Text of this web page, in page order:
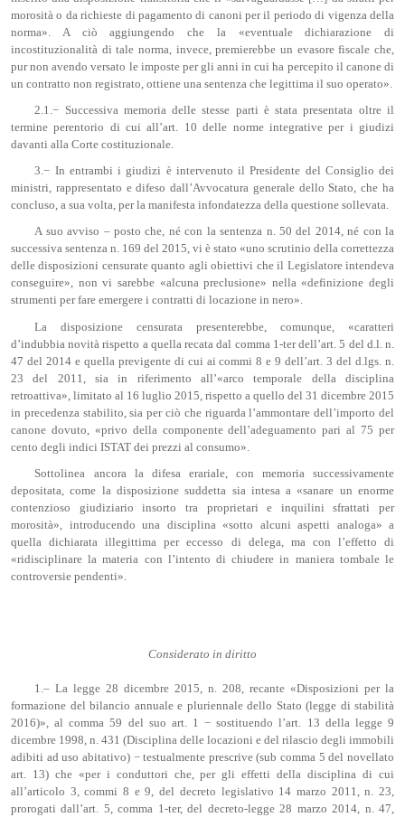
morosità o da richieste di pagamento di canoni per il periodo di vigenza della
norma». A ciò aggiungendo che la «eventuale dichiarazione di
incostituzionalità di tale norma, invece, premierebbe un evasore fiscale che,
pur non avendo versato le imposte per gli anni in cui ha percepito il canone di
un contratto non registrato, ottiene una sentenza che legittima il suo operato».
2.1.− Successiva memoria delle stesse parti è stata presentata oltre il
termine perentorio di cui all’art. 10 delle norme integrative per i giudizi
davanti alla Corte costituzionale.
3.− In entrambi i giudizi è intervenuto il Presidente del Consiglio dei
ministri, rappresentato e difeso dall’Avvocatura generale dello Stato, che ha
concluso, a sua volta, per la manifesta infondatezza della questione sollevata.
A suo avviso – posto che, né con la sentenza n. 50 del 2014, né con la
successiva sentenza n. 169 del 2015, vi è stato «uno scrutinio della correttezza
delle disposizioni censurate quanto agli obiettivi che il Legislatore intendeva
conseguire», non vi sarebbe «alcuna preclusione» nella «definizione degli
strumenti per fare emergere i contratti di locazione in nero».
La disposizione censurata presenterebbe, comunque, «caratteri
d’indubbia novità rispetto a quella recata dal comma 1-ter dell’art. 5 del d.l. n.
47 del 2014 e quella previgente di cui ai commi 8 e 9 dell’art. 3 del d.lgs. n.
23 del 2011, sia in riferimento all’«arco temporale della disciplina
retroattiva», limitato al 16 luglio 2015, rispetto a quello del 31 dicembre 2015
in precedenza stabilito, sia per ciò che riguarda l’ammontare dell’importo del
canone dovuto, «privo della componente dell’adeguamento pari al 75 per
cento degli indici ISTAT dei prezzi al consumo».
Sottolinea ancora la difesa erariale, con memoria successivamente
depositata, come la disposizione suddetta sia intesa a «sanare un enorme
contenzioso giudiziario insorto tra proprietari e inquilini sfrattati per
morosità», introducendo una disciplina «sotto alcuni aspetti analoga» a
quella dichiarata illegittima per eccesso di delega, ma con l’effetto di
«ridisciplinare la materia con l’intento di chiudere in maniera tombale le
controversie pendenti».
Considerato in diritto
1.– La legge 28 dicembre 2015, n. 208, recante «Disposizioni per la
formazione del bilancio annuale e pluriennale dello Stato (legge di stabilità
2016)», al comma 59 del suo art. 1 − sostituendo l’art. 13 della legge 9
dicembre 1998, n. 431 (Disciplina delle locazioni e del rilascio degli immobili
adibiti ad uso abitativo) − testualmente prescrive (sub comma 5 del novellato
art. 13) che «per i conduttori che, per gli effetti della disciplina di cui
all’articolo 3, commi 8 e 9, del decreto legislativo 14 marzo 2011, n. 23,
prorogati dall’art. 5, comma 1-ter, del decreto-legge 28 marzo 2014, n. 47,